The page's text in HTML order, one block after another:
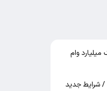
وام
/ شرایط جدید